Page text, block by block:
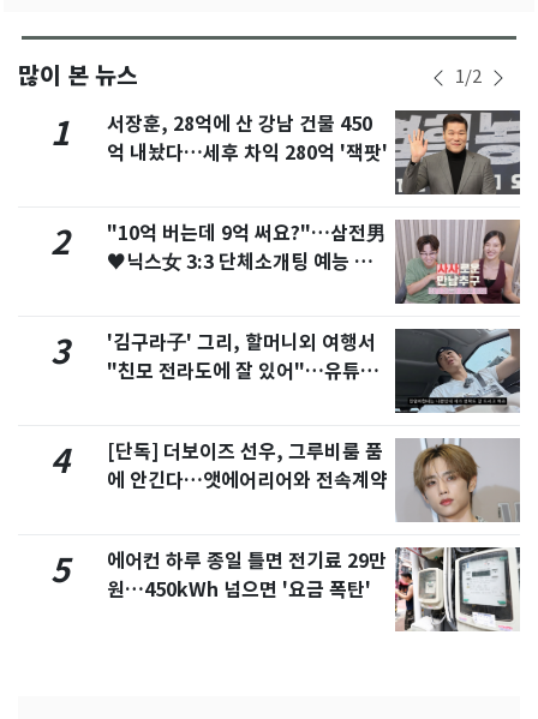
많이 본 뉴스 1/2
1
서장훈, 28억에 산 강남 건물 450
억 내놨다…세후 차익 280억 '잭팟'
2
"10억 버는데 9억 써요?"…삼전男
♥닉스女 3:3 단체소개팅 예능 화
3
'김구라子' 그리, 할머니외 여행서
"친모 전라도에 잘 있어"…유튜브
4
[단독] 더보이즈 선우, 그루비룸 품
에 안긴다…앳에어리어와 전속계약
5
에어컨 하루 종일 틀면 전기료 29만
원…450kWh 넘으면 '요금 폭탄'